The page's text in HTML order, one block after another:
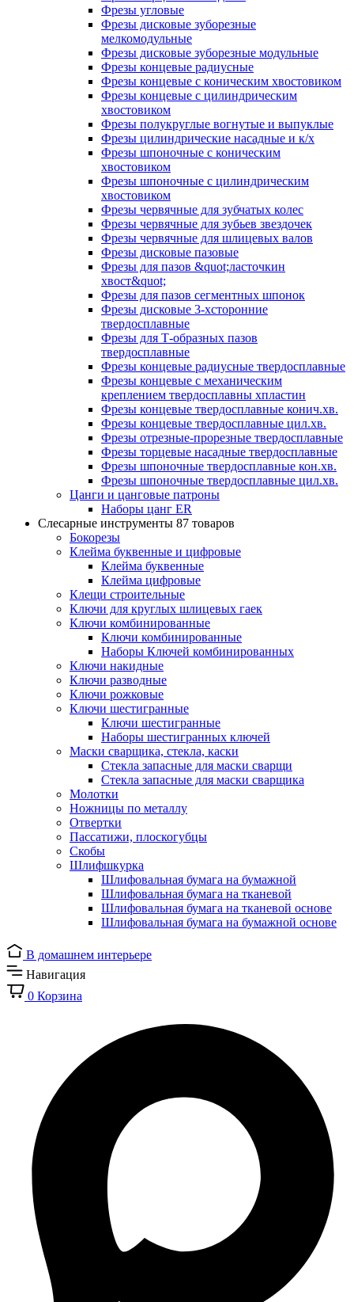
Фрезы угловые
Фрезы дисковые зуборезные
мелкомодульные
Фрезы дисковые зуборезные модульные
Фрезы концевые радиусные
Фрезы концевые с коническим хвостовиком
Фрезы концевые с цилиндрическим
хвостовиком
Фрезы полукруглые вогнутые и выпуклые
Фрезы цилиндрические насадные и к/х
Фрезы шпоночные с коническим
хвостовиком
Фрезы шпоночные с цилиндрическим
хвостовиком
Фрезы червячные для зубчатых колес
Фрезы червячные для зубьев звездочек
Фрезы червячные для шлицевых валов
Фрезы дисковые пазовые
Фрезы для пазов &quot;ласточкин
хвост&quot;
Фрезы для пазов сегментных шпонок
Фрезы дисковые 3-хсторонние
твердосплавные
Фрезы для Т-образных пазов
твердосплавные
Фрезы концевые радиусные твердосплавные
Фрезы концевые с механическим
креплением твердосплавны хпластин
Фрезы концевые твердосплавные конич.хв.
Фрезы концевые твердосплавные цил.хв.
Фрезы отрезные-прорезные твердосплавные
Фрезы торцевые насадные твердосплавные
Фрезы шпоночные твердосплавные кон.хв.
Фрезы шпоночные твердосплавные цил.хв.
Цанги и цанговые патроны
Наборы цанг ER
Слесарные инструменты 87 товаров
Бокорезы
Клейма буквенные и цифровые
Клейма буквенные
Клейма цифровые
Клещи строительные
Ключи для круглых шлицевых гаек
Ключи комбинированные
Ключи комбинированные
Наборы Ключей комбинированных
Ключи накидные
Ключи разводные
Ключи рожковые
Ключи шестигранные
Ключи шестигранные
Наборы шестигранных ключей
Маски сварщика, стекла, каски
Стекла запасные для маски сварщи
Стекла запасные для маски сварщика
Молотки
Ножницы по металлу
Отвертки
Пассатижи, плоскогубцы
Скобы
Шлифшкурка
Шлифовальная бумага на бумажной
Шлифовальная бумага на тканевой
Шлифовальная бумага на тканевой основе
Шлифовальная бумага на бумажной основе
В домашнем интерьере
Навигация
0 Корзина